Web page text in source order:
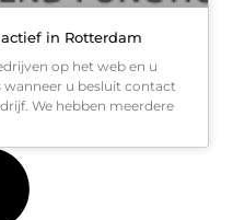
in Rotterdam
op het web en u
u besluit contact
We hebben meerdere